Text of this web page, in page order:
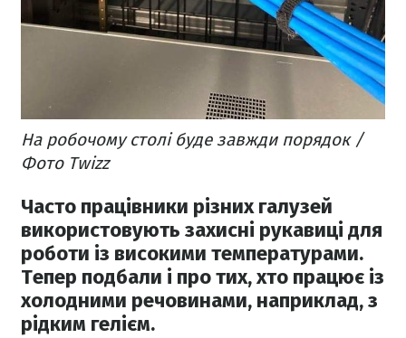
На робочому столі буде завжди порядок /
Фото Twizz
Часто працівники різних галузей
використовують захисні рукавиці для
роботи із високими температурами.
Тепер подбали і про тих, хто працює із
холодними речовинами, наприклад, з
рідким гелієм.